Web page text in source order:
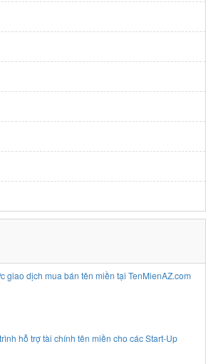
giao dịch mua bán tên miền tại TenMienAZ.com
hỗ trợ tài chính tên miền cho các Start-Up